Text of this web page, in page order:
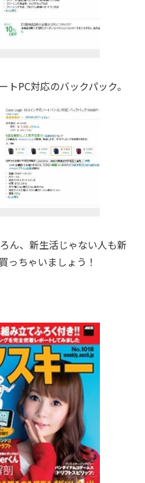
PC対応のバックパック。
ん、新生活じゃない人も新
っちゃいましょう！